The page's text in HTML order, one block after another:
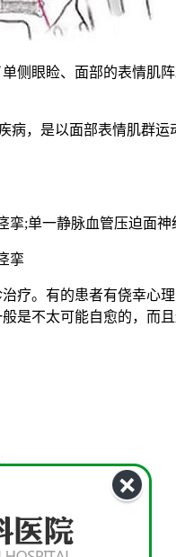
眼睑、面部的表情肌
，是以面部表情肌群运
;单一静脉血管压迫面神
挛
疗。有的患者有侥幸心
是不太可能自愈的，而且